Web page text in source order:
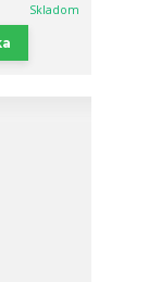
Skladom